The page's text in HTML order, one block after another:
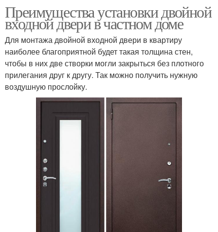
Преимущества установки двойной
входной двери в частном доме
Для монтажа двойной входной двери в квартиру
наиболее благоприятной будет такая толщина стен,
чтобы в них две створки могли закрыться без плотного
прилегания друг к другу. Так можно получить нужную
воздушную прослойку.